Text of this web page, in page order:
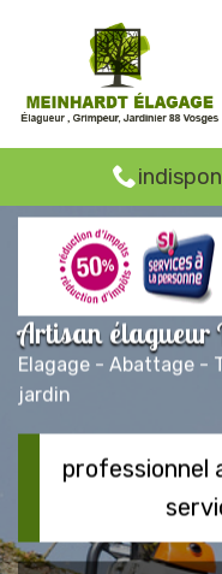
Artisan élagueur
Elagage - Abattage -
jardin
professionnel